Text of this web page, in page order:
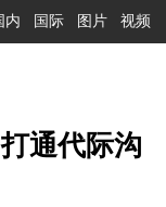
内 国际 图片 视频
通代际沟